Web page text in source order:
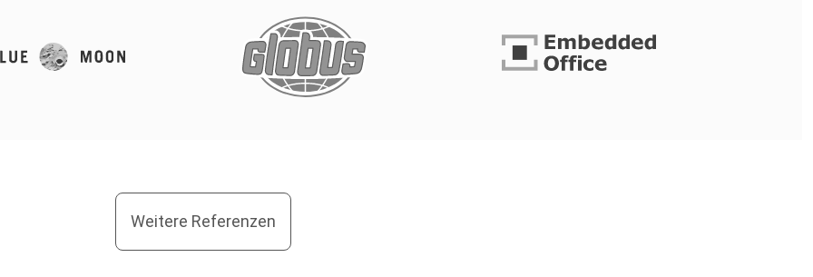
Weitere Referenzen